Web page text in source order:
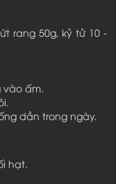
rang 50g, kỷ tử 10 -
ấm.
dần trong ngày.
hạt.